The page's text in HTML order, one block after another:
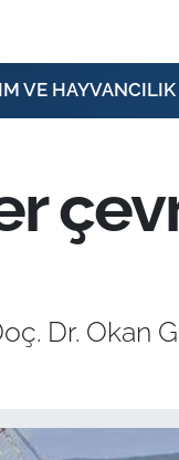
VE HAYVANCILIK
Dr. Okan